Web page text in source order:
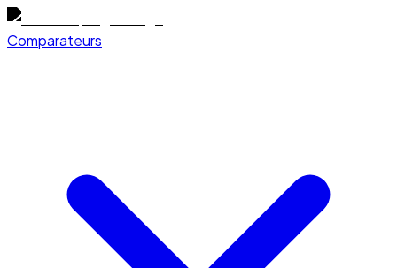
Comparateurs